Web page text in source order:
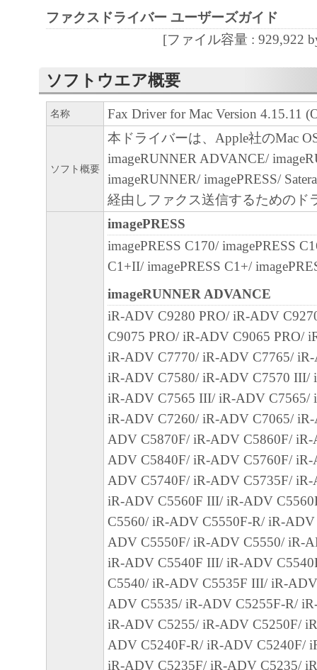
保証も、明示たると黙示たるとを問わず一
します。
社、キヤノンの関連会社、それらの販売代
店のいずれも、「本ソフトウェア」の使用
から生ずるいかなる損害（逸失利益および
または付随的な損害を含むがこれらに限定
損害を言います。）について、適用法で認
一切の責任を負わないものとします。たと
キヤノンのライセンサー、キヤノンの子会
関連会社、それらの販売代理店または販売
の可能性について知らされていた場合でも
(3) キヤノン、キヤノンのライセンサー、
店のいずれも、「本ソフトウェア」、また
ェア」の使用に起因または関連してお客様
に生じたいかなる紛争についても、一切責
のとします。
お客様は、日本国政府または関連する外国
認可等を得ることなしに、「本ソフトウェ
は一部を、直接または間接に輸出してはな
７．契約期間
(1) 本契約書は、お客様が、『同意』を示
クリックした時点、または「本ソフトウェ
ールした時点で発効し、下記(2)または(3)
まで有効に存続します。
(2) お客様は、「本ソフトウェア」および
てを廃棄および消去することにより、本契
ることができます。
(3) お客様が本契約書のいずれかの条項に
ファクスドライバー ユーザーズガイド
[ファイル容量 : 929,922
ソフトウエア概要
名称 Fax Driver for Mac Version 4.15.11
ソフト概要
本ドライバーは、Apple社のMac
imageRUNNER ADVANCE/
imageRUNNER/ imagePRESS/
経由しファクス送信するためのド
imagePRESS
imagePRESS C170/ imagePRESS
C1+II/ imagePRESS C1+/
imageRUNNER ADVANCE
iR-ADV C9280 PRO/ iR-ADV
C9075 PRO/ iR-ADV C9065 PRO/
iR-ADV C7770/ iR-ADV C7765/
iR-ADV C7580/ iR-ADV C7570 III/
iR-ADV C7565 III/ iR-ADV C7565/
iR-ADV C7260/ iR-ADV C7065/
ADV C5870F/ iR-ADV C5860F/
ADV C5840F/ iR-ADV C5760F/
ADV C5740F/ iR-ADV C5735F/
iR-ADV C5560F III/ iR-ADV
C5560/ iR-ADV C5550F-R/ iR-
ADV C5550F/ iR-ADV C5550/ iR-
iR-ADV C5540F III/ iR-ADV
C5540/ iR-ADV C5535F III/ iR-
ADV C5535/ iR-ADV C5255F-R/
iR-ADV C5255/ iR-ADV C5250F/
ADV C5240F-R/ iR-ADV C5240F/
iR-ADV C5235F/ iR-ADV C5235/